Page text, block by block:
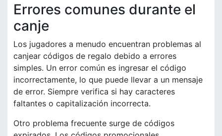
Errores comunes durante el
canje
Los jugadores a menudo encuentran problemas al
canjear códigos de regalo debido a errores
simples. Un error común es ingresar el código
incorrectamente, lo que puede llevar a un mensaje
de error. Siempre verifica si hay caracteres
faltantes o capitalización incorrecta.
Otro problema frecuente surge de códigos